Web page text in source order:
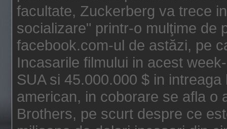
facultate, Zuckerberg va trece
socializare" printr-o mulţime de
facebook.com-ul de astăzi, pe
Incasarile filmului in acest
SUA si 45.000.000 $ in
american, in coborare se afla o
Brothers, pe scurt despre ce